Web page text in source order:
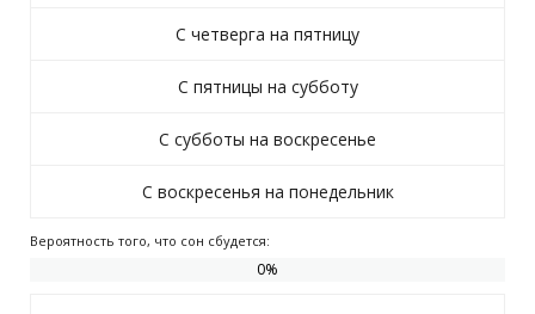
С четверга на пятницу
С пятницы на субботу
С субботы на воскресенье
С воскресенья на понедельник
Вероятность того, что сон сбудется:
0%